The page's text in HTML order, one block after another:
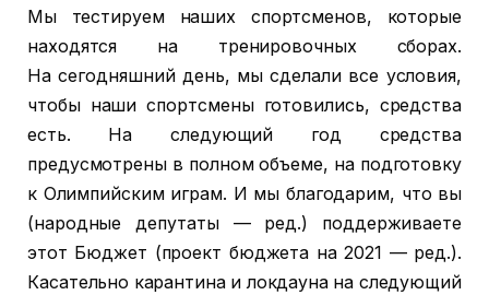
Мы тестируем наших спортсменов, которые
находятся на тренировочных сборах.
На сегодняшний день, мы сделали все условия,
чтобы наши спортсмены готовились, средства
есть. На следующий год средства
предусмотрены в полном объеме, на подготовку
к Олимпийским играм. И мы благодарим, что вы
(народные депутаты — ред.) поддерживаете
этот Бюджет (проект бюджета на 2021 — ред.).
Касательно карантина и локдауна на следующий